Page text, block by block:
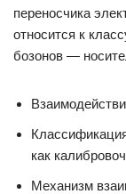
переносчика
относится к
бозонов —
как
Механизм